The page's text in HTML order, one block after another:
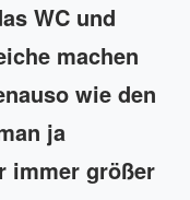
WC und
machen
wie den
ja
immer größer